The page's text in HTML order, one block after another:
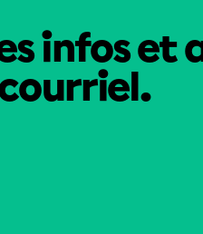
infos et